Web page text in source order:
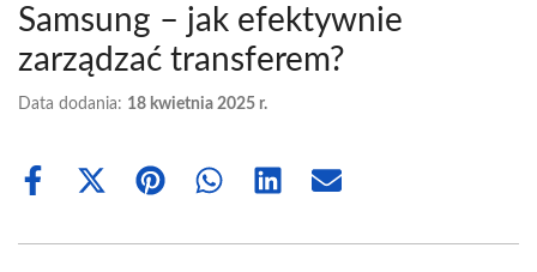
Samsung – jak efektywnie
zarządzać transferem?
Data dodania: 18 kwietnia 2025 r.
Share
Share
(Twitter)
Share Share Share Share